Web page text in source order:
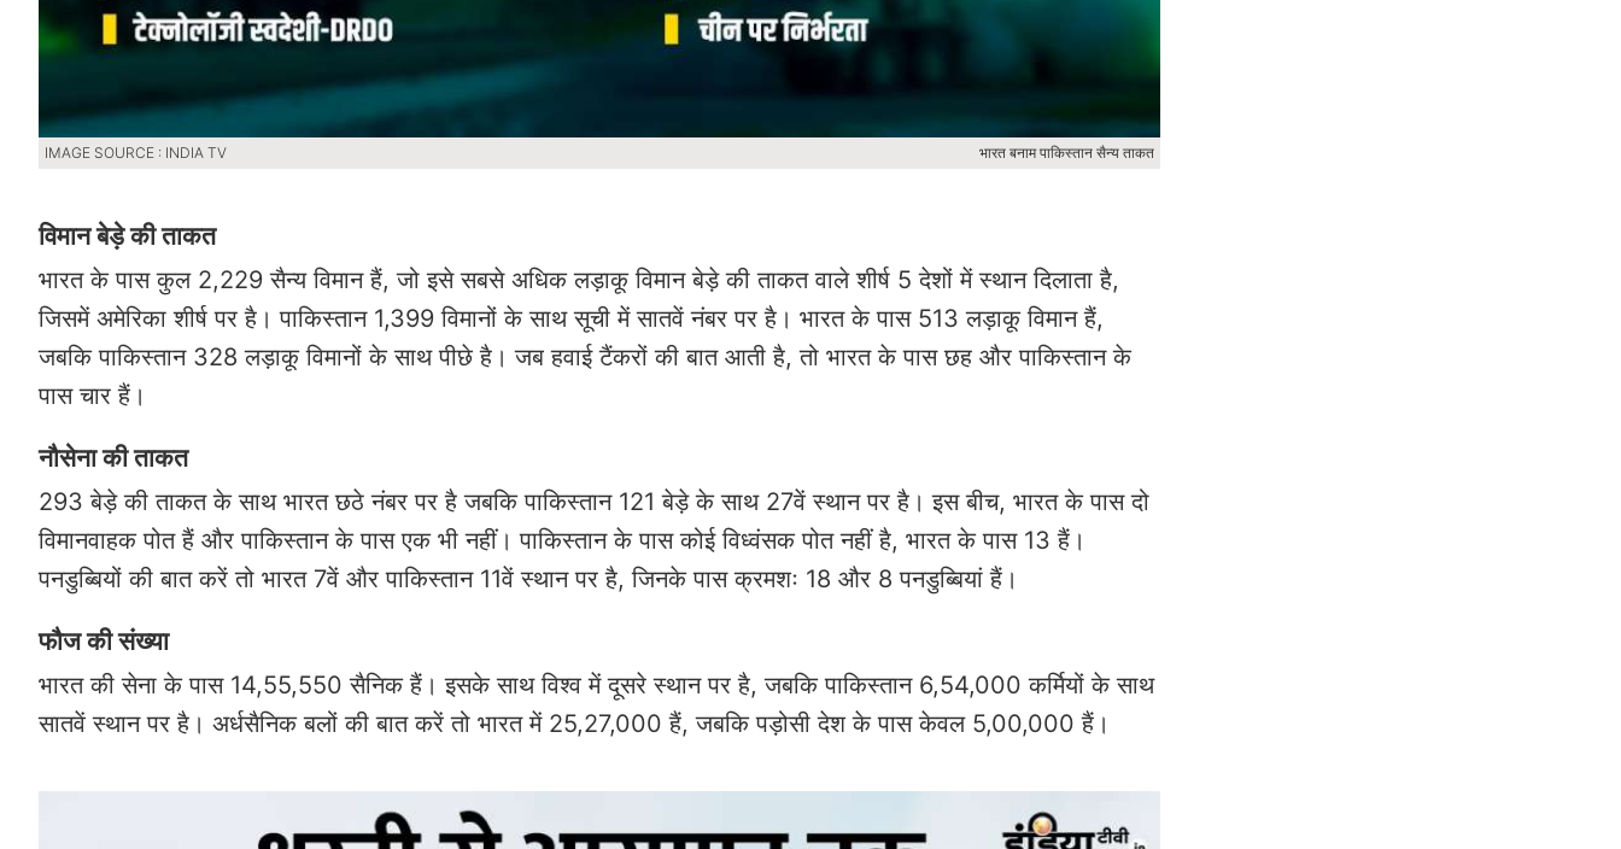
IMAGE SOURCE : INDIA TV भारत बनाम पाकिस्तान सैन्य ताकत
विमान बेड़े की ताकत
भारत के पास कुल 2,229 सैन्य विमान हैं, जो इसे सबसे अधिक लड़ाकू विमान बेड़े की ताकत वाले शीर्ष 5 देशों में स्थान दिलाता है,
जिसमें अमेरिका शीर्ष पर है। पाकिस्तान 1,399 विमानों के साथ सूची में सातवें नंबर पर है। भारत के पास 513 लड़ाकू विमान हैं,
जबकि पाकिस्तान 328 लड़ाकू विमानों के साथ पीछे है। जब हवाई टैंकरों की बात आती है, तो भारत के पास छह और पाकिस्तान के
पास चार हैं।
नौसेना की ताकत
293 बेड़े की ताकत के साथ भारत छठे नंबर पर है जबकि पाकिस्तान 121 बेड़े के साथ 27वें स्थान पर है। इस बीच, भारत के पास दो
विमानवाहक पोत हैं और पाकिस्तान के पास एक भी नहीं। पाकिस्तान के पास कोई विध्वंसक पोत नहीं है, भारत के पास 13 हैं।
पनडुब्बियों की बात करें तो भारत 7वें और पाकिस्तान 11वें स्थान पर है, जिनके पास क्रमशः 18 और 8 पनडुब्बियां हैं।
फौज की संख्या
भारत की सेना के पास 14,55,550 सैनिक हैं। इसके साथ विश्व में दूसरे स्थान पर है, जबकि पाकिस्तान 6,54,000 कर्मियों के साथ
सातवें स्थान पर है। अर्धसैनिक बलों की बात करें तो भारत में 25,27,000 हैं, जबकि पड़ोसी देश के पास केवल 5,00,000 हैं।